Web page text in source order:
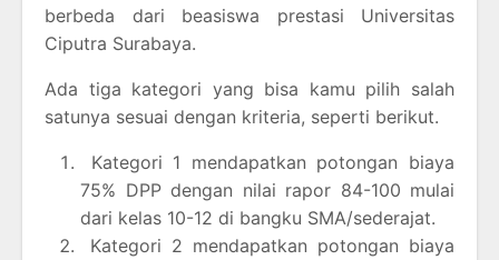
berbeda dari beasiswa prestasi Universitas
Ciputra Surabaya.
Ada tiga kategori yang bisa kamu pilih salah
satunya sesuai dengan kriteria, seperti berikut.
Kategori 1 mendapatkan potongan biaya
75% DPP dengan nilai rapor 84-100 mulai
dari kelas 10-12 di bangku SMA/sederajat.
Kategori 2 mendapatkan potongan biaya